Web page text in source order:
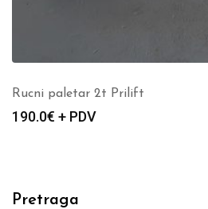
Rucni paletar 2t Prilift
190.0€ + PDV
Pretraga